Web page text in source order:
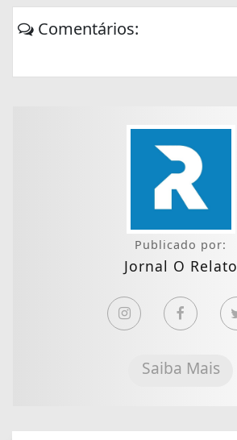
Comentários:
Publicado por:
Jornal O Relato
Saiba Mais